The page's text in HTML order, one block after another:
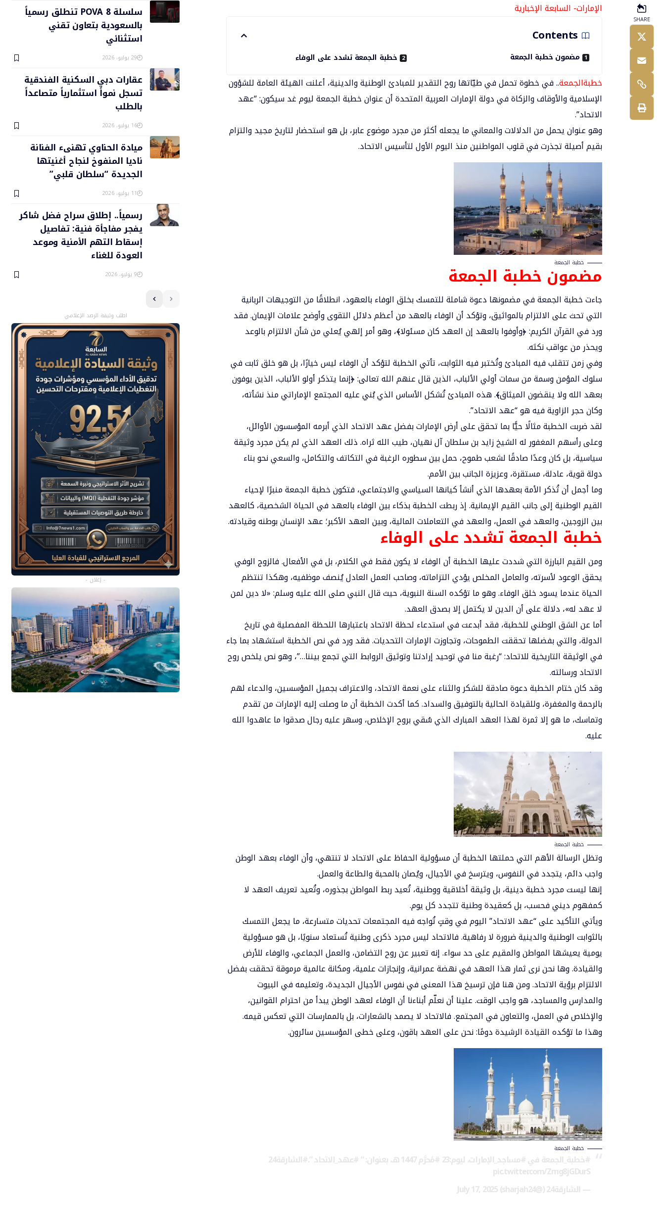
SHARE
الإمارات- السابعة الإخبارية
Contents
مضمون خطبة الجمعة خطبة الجمعة تشدد على الوفاء
خطبةالجمعة.. في خطوة تحمل في طيّاتها روح التقدير للمبادئ الوطنية والدينية، أعلنت الهيئة العامة للشؤون
الإسلامية والأوقاف والزكاة في دولة الإمارات العربية المتحدة أن عنوانخطبة الجمعةليوم غد سيكون: “عهد
الاتحاد”.
وهو عنوان يحمل من الدلالات والمعاني ما يجعله أكثر من مجرد موضوع عابر، بل هو استحضار لتاريخ مجيد والتزام
بقيم أصيلة تجذرت في قلوب المواطنين منذ اليوم الأول لتأسيس الاتحاد.
خطبة الجمعة
مضمون خطبة الجمعة
جاءت خطبة الجمعة في مضمونها دعوة شاملة للتمسك بخلق الوفاء بالعهود، انطلاقًا من التوجيهات الربانية
التي تحث على الالتزام بالمواثيق، وتؤكد أن الوفاء بالعهد من أعظم دلائل التقوى وأوضح علامات الإيمان. فقد
ورد في القرآن الكريم: ﴿وأوفوا بالعهد إن العهد كان مسئولا﴾، وهو أمر إلهي يُعلي من شأن الالتزام بالوعد
ويحذر من عواقب نكثه.
وفي زمن تتقلب فيه المبادئ وتُختبر فيه الثوابت، تأتي الخطبة لتؤكد أن الوفاء ليس خيارًا، بل هو خلق ثابت في
سلوك المؤمن وسمة من سمات أولي الألباب، الذين قال عنهم الله تعالى: ﴿إنما يتذكر أولو الألباب، الذين يوفون
بعهد الله ولا ينقضون الميثاق﴾. هذه المبادئ تُشكل الأساس الذي بُني عليه المجتمع الإماراتي منذ نشأته،
وكان حجر الزاوية فيه هو “عهد الاتحاد”.
لقد ضربت الخطبة مثالًا حيًّا بما تحقق على أرض الإمارات بفضل عهد الاتحاد الذي أبرمه المؤسسون الأوائل،
وعلى رأسهم المغفور له الشيخ زايد بن سلطان آل نهيان، طيب الله ثراه. ذلك العهد الذي لم يكن مجرد وثيقة
سياسية، بل كان وعدًا صادقًا لشعب طموح، حمل بين سطوره الرغبة في التكاتف والتكامل، والسعي نحو بناء
دولة قوية، عادلة، مستقرة، وعزيزة الجانب بين الأمم.
وما أجمل أن تُذكر الأمة بعهدها الذي أنشأ كيانها السياسي والاجتماعي، فتكون خطبة الجمعة منبرًا لإحياء
القيم الوطنية إلى جانب القيم الإيمانية. إذ ربطت الخطبة بذكاء بين الوفاء بالعهد في الحياة الشخصية، كالعهد
بين الزوجين، والعهد في العمل، والعهد في التعاملات المالية، وبين العهد الأكبر؛ عهد الإنسان بوطنه وقيادته.
خطبة الجمعة تشدد على الوفاء
ومن القيم البارزة التي شددت عليها الخطبة أن الوفاء لا يكون فقط في الكلام، بل في الأفعال. فالزوج الوفي
يحقق الوعود لأسرته، والعامل المخلص يؤدي التزاماته، وصاحب العمل العادل يُنصف موظفيه، وهكذا تنتظم
الحياة عندما يسود خلق الوفاء. وهو ما تؤكده السنة النبوية، حيث قال النبي صلى الله عليه وسلم: «لا دين لمن
لا عهد له»، دلالة على أن الدين لا يكتمل إلا بصدق العهد.
أما عن الشق الوطني للخطبة، فقد أبدعت في استدعاء لحظة الاتحاد باعتبارها اللحظة المفصلية في تاريخ
الدولة، والتي بفضلها تحققت الطموحات، وتجاوزت الإمارات التحديات. فقد ورد في نص الخطبة استشهاد بما جاء
في الوثيقة التاريخية للاتحاد: “رغبة منا في توحيد إرادتنا وتوثيق الروابط التي تجمع بيننا…”، وهو نص يلخص روح
الاتحاد ورسالته.
وقد كان ختام الخطبة دعوة صادقة للشكر والثناء على نعمة الاتحاد، والاعتراف بجميل المؤسسين، والدعاء لهم
بالرحمة والمغفرة، وللقيادة الحالية بالتوفيق والسداد. كما أكدت الخطبة أن ما وصلت إليه الإمارات من تقدم
وتماسك، ما هو إلا ثمرة لهذا العهد المبارك الذي سُقي بروح الإخلاص، وسهر عليه رجال صدقوا ما عاهدوا الله
عليه.
خطبة الجمعة
وتظل الرسالة الأهم التي حملتها الخطبة أن مسؤولية الحفاظ على الاتحاد لا تنتهي، وأن الوفاء بعهد الوطن
واجب دائم، يتجدد في النفوس، ويترسخ في الأجيال، ويُصان بالمحبة والطاعة والعمل.
إنها ليست مجرد خطبة دينية، بل وثيقة أخلاقية ووطنية، تُعيد ربط المواطن بجذوره، وتُعيد تعريف العهد لا
كمفهوم ديني فحسب، بل كعقيدة وطنية تتجدد كل يوم.
ويأتي التأكيد على “عهد الاتحاد” اليوم في وقتٍ تُواجه فيه المجتمعات تحديات متسارعة، ما يجعل التمسك
بالثوابت الوطنية والدينية ضرورة لا رفاهية. فالاتحاد ليس مجرد ذكرى وطنية تُستعاد سنويًا، بل هو مسؤولية
يومية يعيشها المواطن والمقيم على حد سواء. إنه تعبير عن روح التضامن، والعمل الجماعي، والوفاء للأرض
والقيادة. وها نحن نرى ثمار هذا العهد في نهضة عمرانية، وإنجازات علمية، ومكانة عالمية مرموقة تحققت بفضل
الالتزام برؤية الاتحاد. ومن هنا فإن ترسيخ هذا المعنى في نفوس الأجيال الجديدة، وتعليمه في البيوت
والمدارس والمساجد، هو واجب الوقت. علينا أن نعلّم أبناءنا أن الوفاء لعهد الوطن يبدأ من احترام القوانين،
والإخلاص في العمل، والتعاون في المجتمع. فالاتحاد لا يصمد بالشعارات، بل بالممارسات التي تعكس قيمه.
وهذا ما تؤكده القيادة الرشيدة دومًا: نحن على العهد باقون، وعلى خطى المؤسسين سائرون.
خطبة الجمعة
#خطبة_الجمعةفي#مساجد_الإمارات، ليوم:23 #مُحرَّم1447 هـ، بعنوان: “ #عهد_الاتحاد”.#الشارقة24
pic.twitter.com/Zmg8jGDurS
— الشارقة24 (@sharjah24)
July 17, 2025
سلسلة POVA 8 تنطلق رسمياً
بالسعودية بتعاون تقني
استثنائي
29 يوليو، 2026
عقارات دبي السكنية الفندقية
تسجل نمواً استثمارياً متصاعداً
بالطلب
16 يوليو، 2026
ميادة الحناوي تهنىء الفنانة
ناديا المنفوخ لنجاح أغنيتها
الجديدة “سلطان قلبي”
11 يوليو، 2026
رسمياً.. إطلاق سراح فضل شاكر
يفجر مفاجأة فنية: تفاصيل
إسقاط التهم الأمنية وموعد
العودة للغناء
9 يوليو، 2026
اطلب وثيقة الرصد الإعلامي
- إعلان -